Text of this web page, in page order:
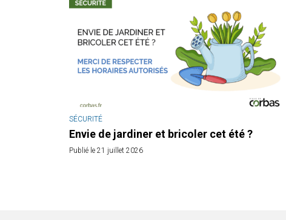
SÉCURITÉ
Envie de jardiner et bricoler cet été ?
Publié le 21 juillet 2026